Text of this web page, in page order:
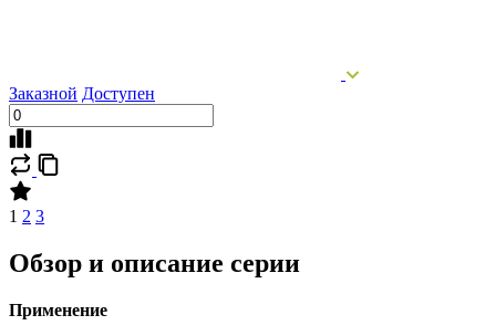
Заказной Доступен
1 2 3
Обзор и описание серии
Применение